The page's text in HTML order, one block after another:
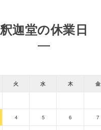
釈迦堂の休業日
火 水 木 金
4 5 6 7